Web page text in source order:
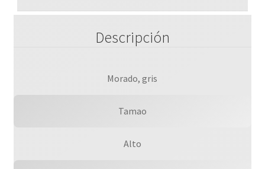
Descripción
Morado, gris
Tamao
Alto